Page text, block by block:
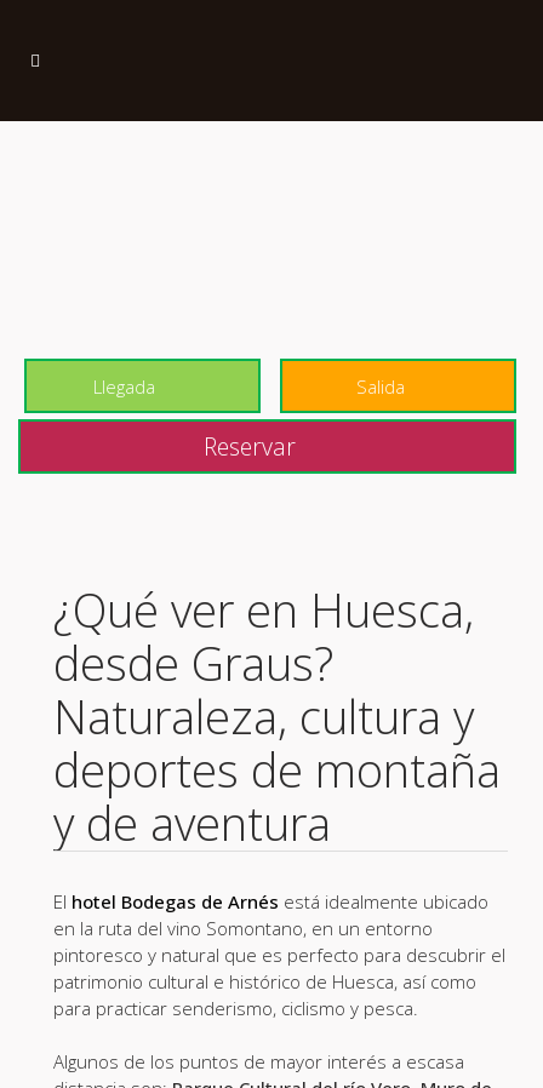
¿Qué ver en Huesca,
desde Graus?
Naturaleza, cultura y
deportes de montaña
y de aventura
El hotel Bodegas de Arnés está idealmente ubicado
en la ruta del vino Somontano, en un entorno
pintoresco y natural que es perfecto para descubrir el
patrimonio cultural e histórico de Huesca, así como
para practicar senderismo, ciclismo y pesca.
Algunos de los puntos de mayor interés a escasa